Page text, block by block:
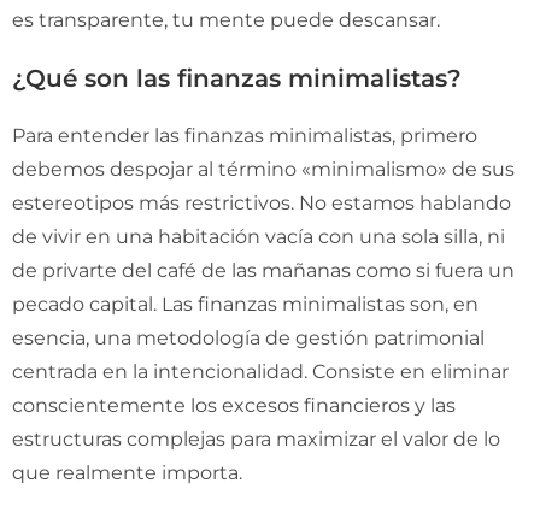
es transparente, tu mente puede descansar.
¿Qué son las finanzas minimalistas?
Para entender las finanzas minimalistas, primero
debemos despojar al término «minimalismo» de sus
estereotipos más restrictivos. No estamos hablando
de vivir en una habitación vacía con una sola silla, ni
de privarte del café de las mañanas como si fuera un
pecado capital. Las finanzas minimalistas son, en
esencia, una metodología de gestión patrimonial
centrada en la intencionalidad. Consiste en eliminar
conscientemente los excesos financieros y las
estructuras complejas para maximizar el valor de lo
que realmente importa.